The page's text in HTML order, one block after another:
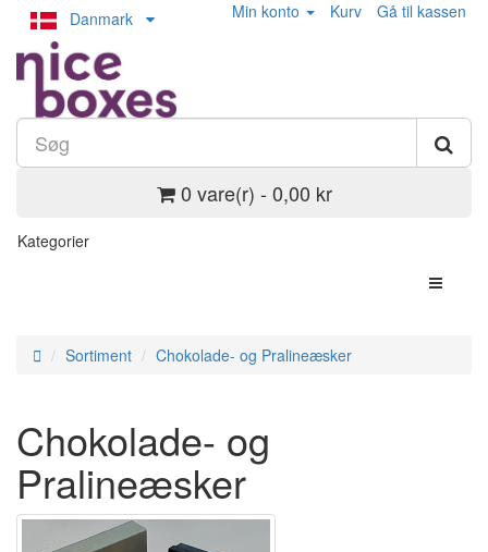
Danmark Min konto Kurv Gå til kassen
0 vare(r) - 0,00 kr
Kategorier
Sortiment Chokolade- og Pralineæsker
Chokolade- og
Pralineæsker